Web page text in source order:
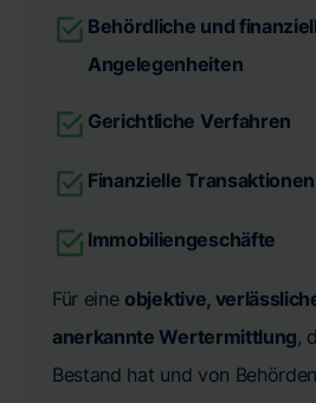
Behördliche und
Angelegenheiten
Gerichtliche Verfahren
Finanzielle Transaktionen
Immobiliengeschäfte
Für eine objektive,
anerkannte Wertermittlung,
Bestand hat und von